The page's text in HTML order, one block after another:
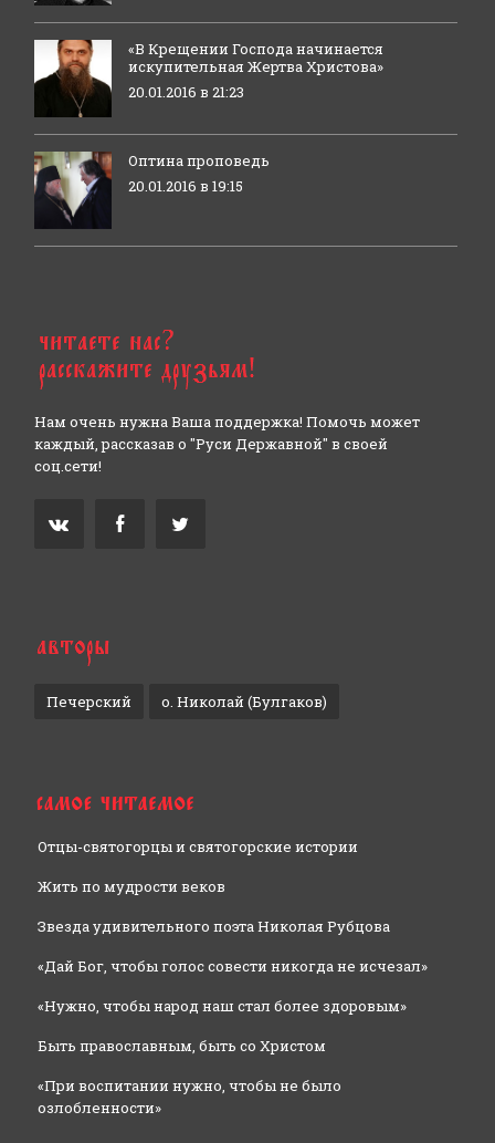
«В Крещении Господа начинается
искупительная Жертва Христова»
20.01.2016 в 21:23
Оптина проповедь
20.01.2016 в 19:15
Нам очень нужна Ваша поддержка! Помочь может
каждый, рассказав о "Руси Державной" в своей
соц.сети!
Печерский о. Николай (Булгаков)
Отцы-святогорцы и святогорские истории
Жить по мудрости веков
Звезда удивительного поэта Николая Рубцова
«Дай Бог, чтобы голос совести никогда не исчезал»
«Нужно, чтобы народ наш стал более здоровым»
Быть православным, быть со Христом
«При воспитании нужно, чтобы не было
озлобленности»